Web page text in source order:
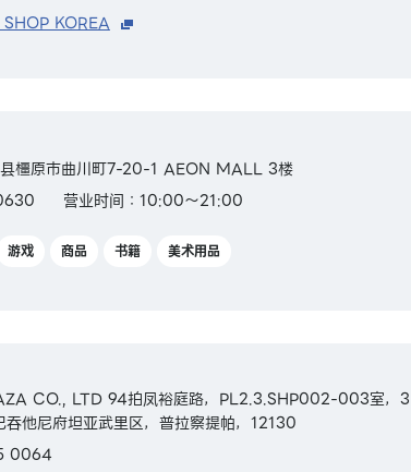
KOREA
橿原市曲川町7-20-1 AEON MALL 3楼
营业时间：10:00～21:00
游戏 商品 书籍 美术用品
CO., LTD 94拍凤裕庭路，PL2.3.SHP002-003室，3
吞他尼府坦亚武里区，普拉察提帕，12130
0064